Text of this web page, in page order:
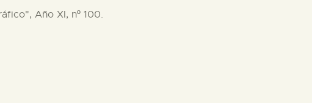
Año XI, nº 100.